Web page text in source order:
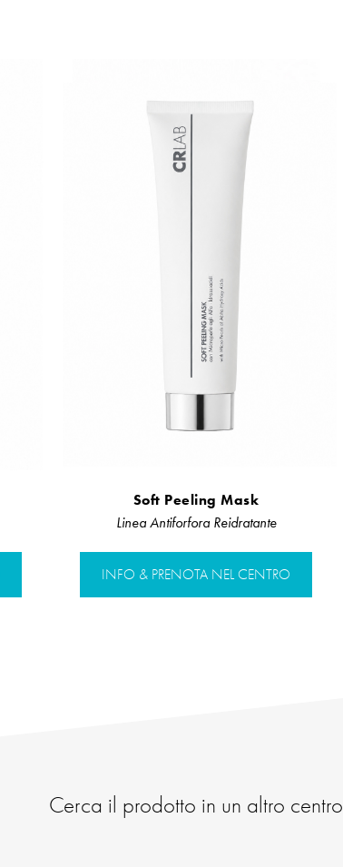
Soft Peeling Mask
Linea Antiforfora Reidratante
INFO & PRENOTA NEL CENTRO
Cerca il prodotto in un altro centro